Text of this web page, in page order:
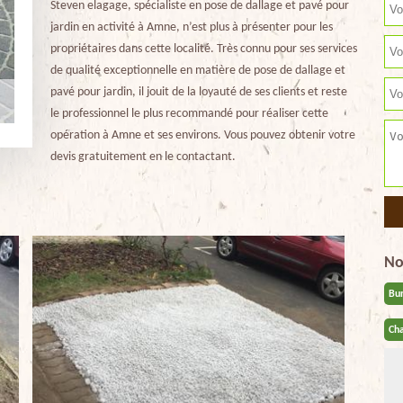
Steven elagage, spécialiste en pose de dallage et pavé pour
jardin en activité à Amne, n’est plus à présenter pour les
propriétaires dans cette localité. Très connu pour ses services
de qualité exceptionnelle en matière de pose de dallage et
pavé pour jardin, il jouit de la loyauté de ses clients et reste
le professionnel le plus recommandé pour réaliser cette
opération à Amne et ses environs. Vous pouvez obtenir votre
devis gratuitement en le contactant.